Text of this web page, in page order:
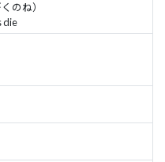
のね）
die